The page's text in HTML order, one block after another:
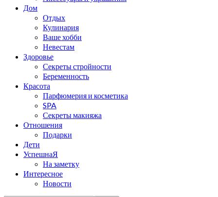
Дом
Отдых
Кулинария
Ваше хобби
Невестам
Здоровье
Секреты стройности
Беременность
Красота
Парфюмерия и косметика
SPA
Секреты макияжа
Отношения
Подарки
Дети
УспешнаЯ
На заметку
Интересное
Новости